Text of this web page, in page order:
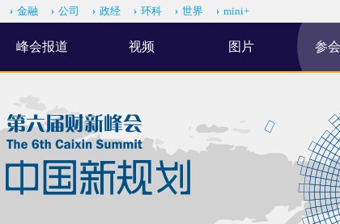
金融 公司 政经 环科 世界 mini+
峰会报道 视频 图片 参